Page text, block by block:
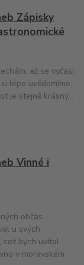
Zápisky
až se vyčasí,
lépe uvědomíme,
je stejně krásný...
Vinné i
občas
u svých
což bych uvítal
v moravském